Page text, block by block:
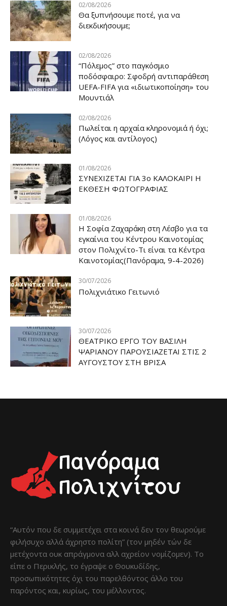
02/08/2026
Θα ξυπνήσουμε ποτέ, για να
διεκδικήσουμε;
02/08/2026
“Πόλεμος” στο παγκόσμιο
ποδόσφαιρο: Σφοδρή αντιπαράθεση
UEFA-FIFA για «ιδιωτικοποίηση» του
Μουντιάλ
02/08/2026
Πωλείται η αρχαία κληρονομιά ή όχι;
(Λόγος και αντίλογος)
01/08/2026
ΣΥΝΕΧΙΖΕΤΑΙ ΓΙΑ 3ο ΚΑΛΟΚΑΙΡΙ Η
ΕΚΘΕΣΗ ΦΩΤΟΓΡΑΦΙΑΣ
01/08/2026
Η Σοφία Ζαχαράκη στη Λέσβο για τα
εγκαίνια του Κέντρου Καινοτομίας
στον Πολιχνίτο-Τι είναι τα Κέντρα
Καινοτομίας(Πανόραμα, 9-4-2026)
30/07/2026
Πολιχνιάτικο Γειτωνιό
30/07/2026
ΘΕΑΤΡΙΚΟ ΕΡΓΟ ΤΟΥ ΒΑΣΙΛΗ
ΨΑΡΙΑΝΟΥ ΠΑΡΟΥΣΙΑΖΕΤΑΙ ΣΤΙΣ 2
ΑΥΓΟΥΣΤΟΥ ΣΤΗ ΒΡΙΣΑ
“Αυτόν που δε συμμετέχει στα κοινά δεν τον θεωρούμε
φιλήσυχο αλλά άχρηστο πολίτη” (τον μηδέν τών δε
μετέχοντα ουκ απράγμονα αλλ αχρείον νομίζομεν). Το
είπε ο Περικλής, το έγραψε ο Θουκυδίδης,
προσωπικότητες όχι του παρελθόντος άλλο του
παρόντος και, κυρίως, του μέλλοντος.